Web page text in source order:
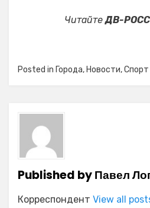
ЧитайтеДВ-РОСС
Posted in Города, Новости,Спорт
Published byПавел
Корреспондент View all